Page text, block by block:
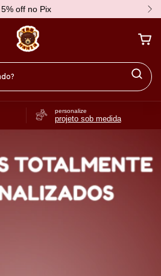
são sob encomenda
personalize
projeto sob medida